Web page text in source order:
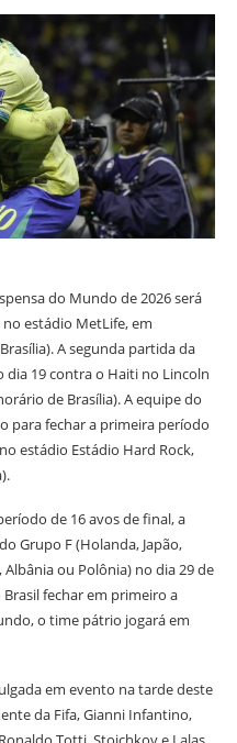
do Mundo de 2026 será
estádio MetLife, em
A segunda partida da
dia 19 contra o Haiti no Lincoln
de Brasília). A equipe do
para fechar a primeira período
estádio Estádio Hard Rock,
de 16 avos de final, a
Grupo F (Holanda, Japão,
Albânia ou Polônia) no dia 29 de
fechar em primeiro a
o time pátrio jogará em
em evento na tarde deste
da Fifa, Gianni Infantino,